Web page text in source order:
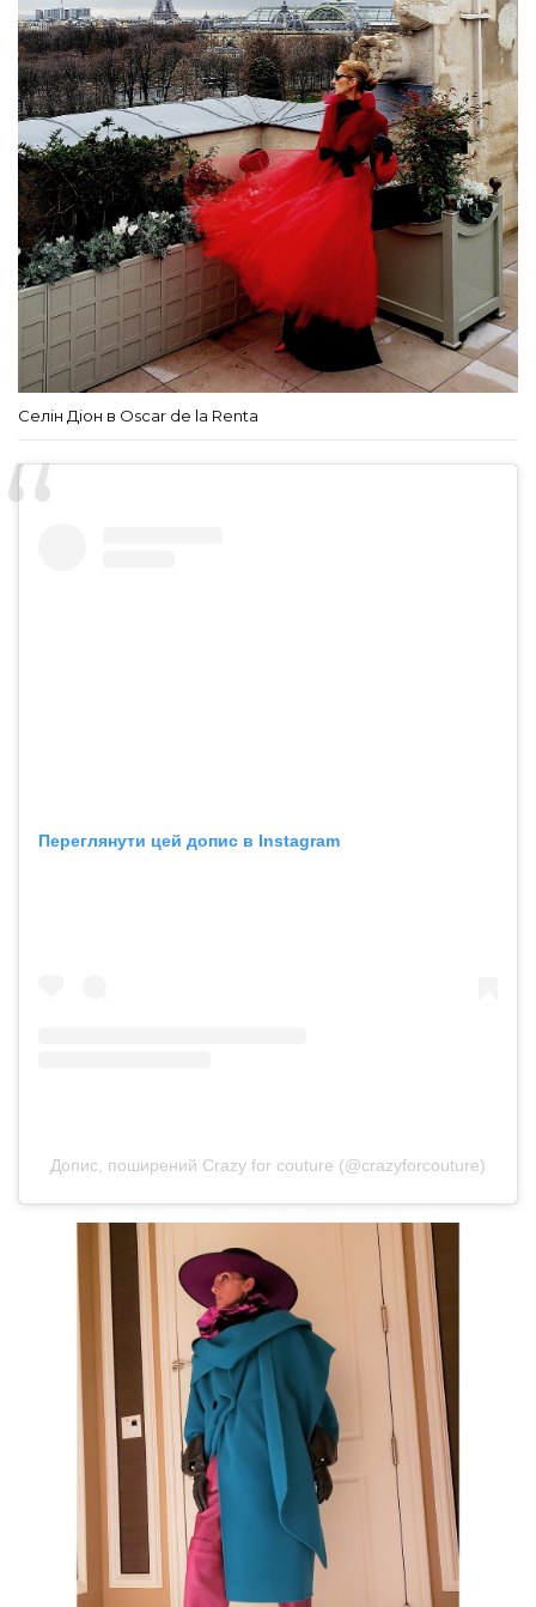
Селін Діон в Oscar de la Renta
Переглянути цей допис в Instagram
Допис, поширений Crazy for couture (@crazyforcouture)